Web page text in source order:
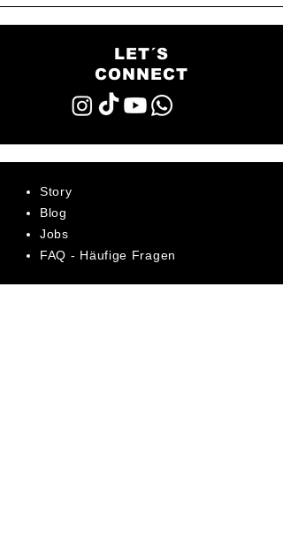
LET´S
CONNECT
Story
Blog
Jobs
FAQ - Häufige Fragen